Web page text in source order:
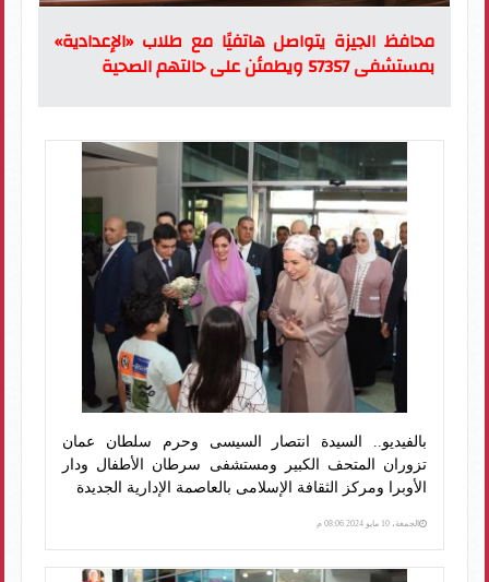
محافظ الجيزة يتواصل هاتفيًا مع طلاب «الإعدادية»
بمستشفى 57357 ويطمئن على حالتهم الصحية
بالفيديو.. السيدة انتصار السيسى وحرم سلطان عمان
تزوران المتحف الكبير ومستشفى سرطان الأطفال ودار
الأوبرا ومركز الثقافة الإسلامى بالعاصمة الإدارية الجديدة
الجمعة، 10 مايو 2024 08:06 م